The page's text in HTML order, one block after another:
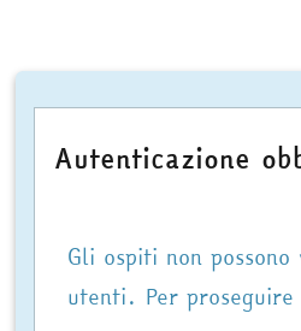
Autenticazione
Gli ospiti non
utenti. Per